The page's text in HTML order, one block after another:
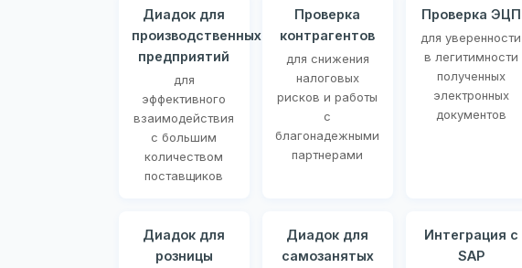
Диадок для
производственных
предприятий
для
эффективного
взаимодействия
с большим
количеством
поставщиков
Проверка
контрагентов
для снижения
налоговых
рисков и работы
с
благонадежными
партнерами
Проверка ЭЦП
для уверенности
в легитимности
полученных
электронных
документов
Диадок для
розницы
Диадок для
самозанятых
Интеграция с
SAP